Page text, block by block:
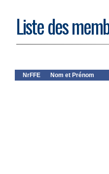
Liste des
NrFFE Nom et Prénom